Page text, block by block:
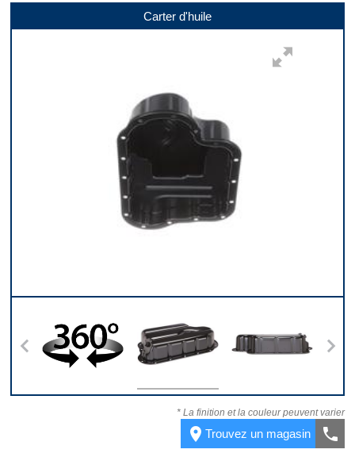
Carter d'huile
Angle Derrière
* La finition et la couleur peuvent varier
place Trouvez un magasin call